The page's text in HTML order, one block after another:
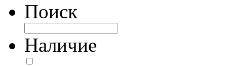
Поиск
Наличие